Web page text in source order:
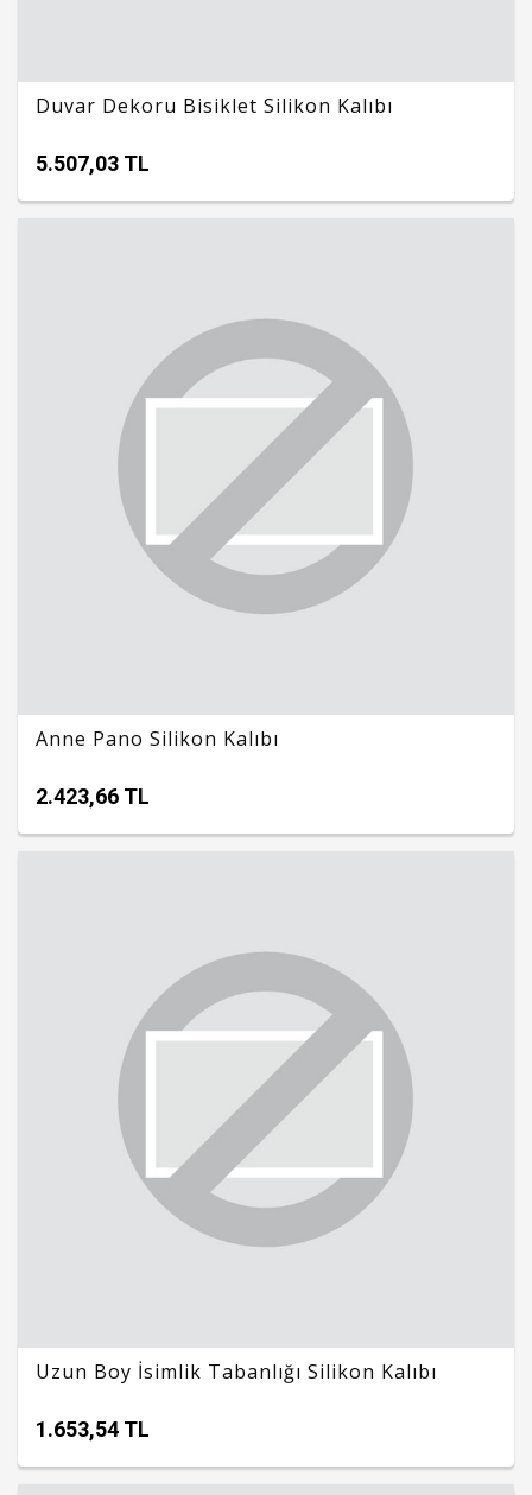
Duvar Dekoru Bisiklet Silikon Kalıbı
5.507,03 TL
Anne Pano Silikon Kalıbı
2.423,66 TL
Uzun Boy İsimlik Tabanlığı Silikon Kalıbı
1.653,54 TL